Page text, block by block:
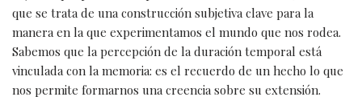
que se trata de una construcción subjetiva clave para la
manera en la que experimentamos el mundo que nos rodea.
Sabemos que la percepción de la duración temporal está
vinculada con la memoria: es el recuerdo de un hecho lo que
nos permite formarnos una creencia sobre su extensión.